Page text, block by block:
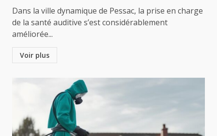
Dans la ville dynamique de Pessac, la prise en charge
de la santé auditive s’est considérablement
améliorée...
Voir plus